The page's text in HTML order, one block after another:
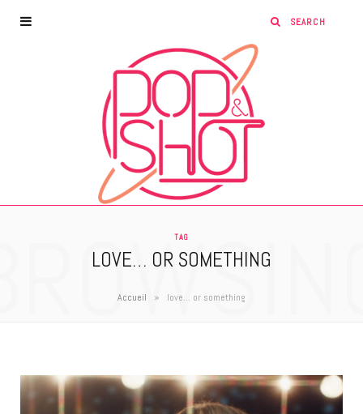
TAG
LOVE… OR SOMETHING
Accueil » love... or something